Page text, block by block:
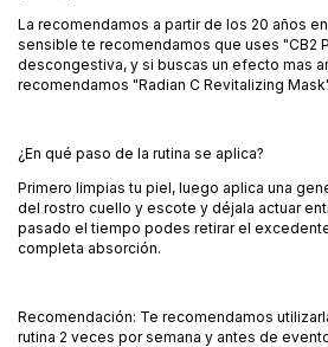
La recomendamos a partir de los 20 años
sensible te recomendamos que uses "CB2
descongestiva, y si buscas un efecto mas
recomendamos "Radian C Revitalizing
¿En qué paso de la rutina se aplica?
Primero limpias tu piel, luego aplica una
del rostro cuello y escote y déjala actuar
pasado el tiempo podes retirar el
completa absorción.
Recomendación: Te recomendamos
rutina 2 veces por semana y antes de